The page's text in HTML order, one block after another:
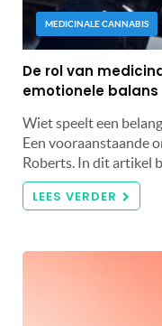
MEDICINALE CANNABIS
De rol van
emotionele balans
Wiet speelt een
Een vooraanstaande
Roberts. In dit artikel
LEES VERDER